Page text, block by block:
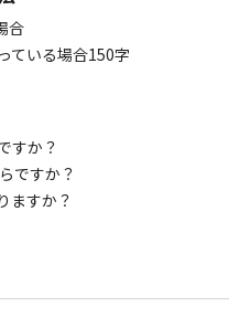
合
ている場合150字
すか？
ですか？
ますか？